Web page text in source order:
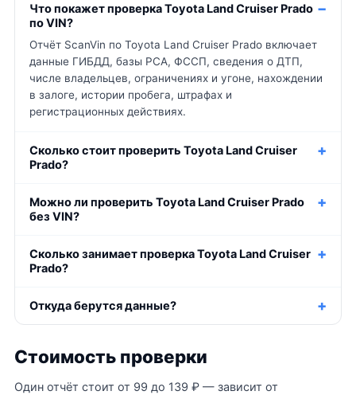
Что покажет проверка Toyota Land Cruiser Prado
по VIN?
Отчёт ScanVin по Toyota Land Cruiser Prado включает
данные ГИБДД, базы РСА, ФССП, сведения о ДТП,
числе владельцев, ограничениях и угоне, нахождении
в залоге, истории пробега, штрафах и
регистрационных действиях.
Сколько стоит проверить Toyota Land Cruiser
Prado?
Можно ли проверить Toyota Land Cruiser Prado
без VIN?
Сколько занимает проверка Toyota Land Cruiser
Prado?
Откуда берутся данные?
Стоимость проверки
Один отчёт стоит от 99 до 139 ₽ — зависит от